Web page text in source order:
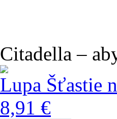
Citadella –
Lupa Šťastie
8,91 €